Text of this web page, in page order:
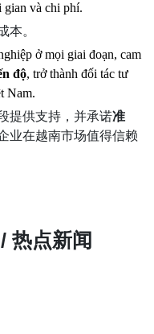
gian và chi phí.
本。
ở mọi giai đoạn, cam
độ, trở thành đối tác tư
Nam.
提供支持，并承诺准
业在越南市场值得信赖
点新闻